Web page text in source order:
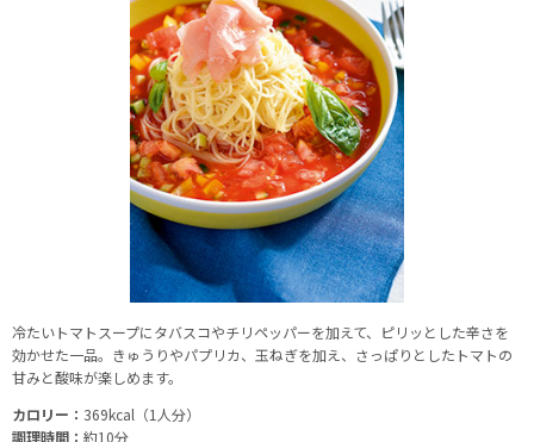
冷たいトマトスープにタバスコやチリペッパーを加えて、ピリッとした辛さを
効かせた一品。きゅうりやパプリカ、玉ねぎを加え、さっぱりとしたトマトの
甘みと酸味が楽しめます。
カロリー： 369kcal（1人分）
調理時間： 約10分